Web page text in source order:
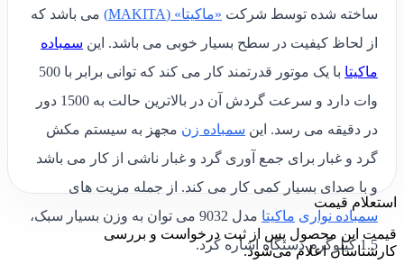
ساخته شده توسط شرکت «ماکیتا» (MAKITA)
می باشد که
از لحاظ کیفیت در سطح بسیار خوبی می باشد. این سمباده
ماکیتا
با یک موتور قدرتمند کار می کند که توانی برابر با 500
وات دارد و سرعت گردش آن در بالاترین حالت به 1500 دور
در دقیقه می رسد. این سمباده زن مجهز به سیستم مکش
گرد و غبار برای جمع آوری گرد و غبار ناشی از کار می باشد
و با صدای بسیار کمی کار می کند. از جمله مزیت های
سمباده نواری ماکیتا
مدل 9032 می توان به وزن بسیار سبک،
1.5 کیلوگرم دستگاه اشاره کرد.
استعلام قیمت
قیمت این محصول پس از ثبت درخواست و بررسی
کارشناسان اعلام می‌شود.